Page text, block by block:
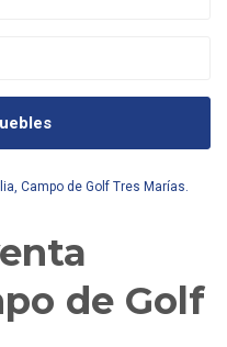
Campo de Golf Tres Marías.
de Golf